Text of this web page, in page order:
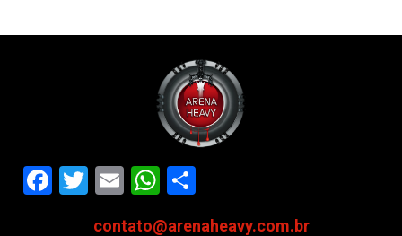
Facebook
Twitter
EmailWhatsApp
contato@arenaheavy.com.br